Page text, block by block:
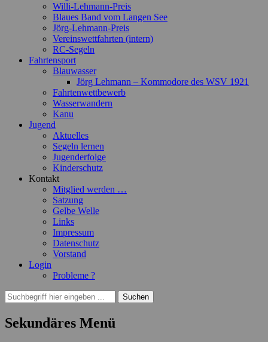
Willi-Lehmann-Preis
Blaues Band vom Langen See
Jörg-Lehmann-Preis
Vereinswettfahrten (intern)
RC-Segeln
Fahrtensport
Blauwasser
Jörg Lehmann – Kommodore des WSV 1921
Fahrtenwettbewerb
Wasserwandern
Kanu
Jugend
Aktuelles
Segeln lernen
Jugenderfolge
Kinderschutz
Kontakt
Mitglied werden …
Satzung
Gelbe Welle
Links
Impressum
Datenschutz
Vorstand
Login
Probleme ?
Suchen
Suchen
nach:
Sekundäres Menü